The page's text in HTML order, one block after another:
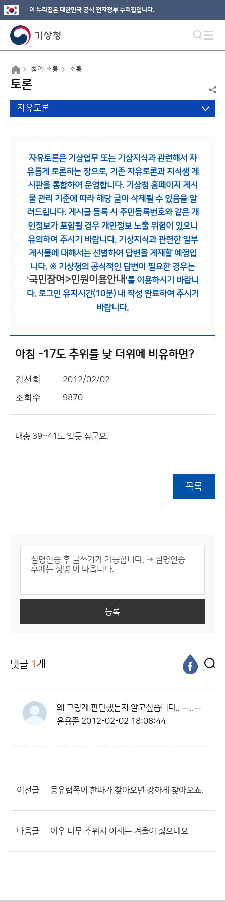
이 누리집은 대한민국 공식 전자정부 누리집입니다.
참여·소통 소통
토론
자유토론
자유토론은 기상업무 또는 기상지식과 관련해서 자
유롭게 토론하는 장으로, 기존 자유토론과 지식샘 게
시판을 통합하여 운영합니다. 기상청 홈페이지 게시
물 관리 기준에 따라 해당 글이 삭제될 수 있음을 알
려드립니다. 게시글 등록 시 주민등록번호와 같은 개
인정보가 포함될 경우 개인정보 노출 위험이 있으니
유의하여 주시기 바랍니다. 기상지식과 관련한 일부
게시물에 대해서는 선별하여 답변을 게재할 예정입
니다. ※ 기상청의 공식적인 답변이 필요한 경우는
'국민참여>민원이용안내 '를 이용하시기 바랍니
다. 로그인 유지시간(10분) 내 작성 완료하여 주시기
바랍니다.
아침 -17도 추위를 낮 더위에 비유하면?
김선희 2012/02/02
조회수 9870
대충 39~41도 일듯 싶군요.
목록
등록
댓글 1 개
왜 그렇게 판단했는지 알고싶습니다.. ㅡ.,ㅡ
윤용준 2012-02-02 18:08:44
이전글 동유럽쪽이 한파가 찾아오면 강하게 찾아오죠.
다음글 어우 너무 추워서 이제는 겨울이 싫으네요